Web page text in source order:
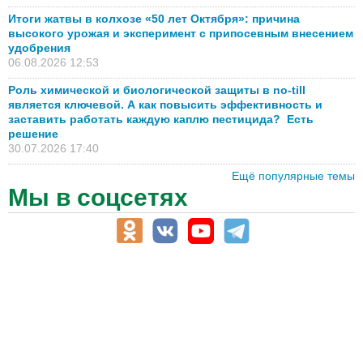
Итоги жатвы в колхозе «50 лет Октября»: причина
высокого урожая и эксперимент с припосевным внесением
удобрения
06.08.2026 12:53
Роль химической и биологической защиты в no-till
является ключевой. А как повысить эффективность и
заставить работать каждую каплю пестицида? Есть
решение
30.07.2026 17:40
Ещё популярные темы
Мы в соцсетях